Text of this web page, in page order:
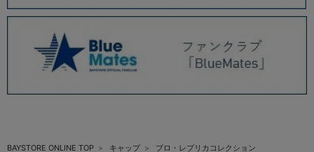
BAYSTORE ONLINE TOP キャップ プロ・レプリカコレクション